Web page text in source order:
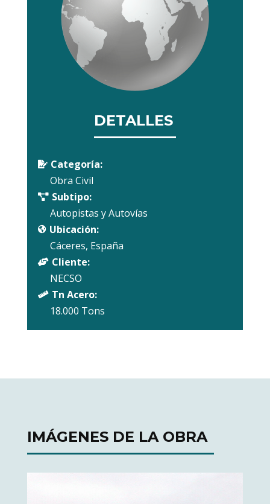
DETALLES
 Categoría:
Obra Civil
 Subtipo:
Autopistas y Autovías
 Ubicación:
Cáceres, España
 Cliente:
NECSO
 Tn Acero:
18.000 Tons
IMÁGENES DE LA OBRA